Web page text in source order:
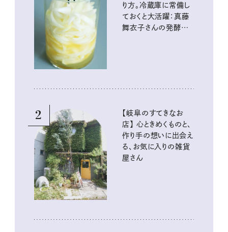
り方。冷蔵庫に常備し
ておくと大活躍：真藤
舞衣子さんの発酵と
2
【岐阜のすてきなお
店】 心ときめくものと、
作り手の想いに出会え
る、お気に入りの雑貨
屋さん